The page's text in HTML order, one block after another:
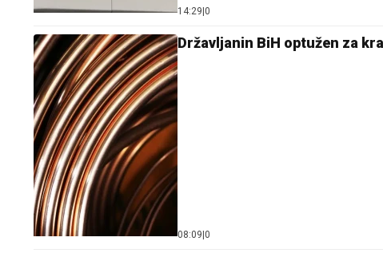
14:29 0
Državljanin BiH optužen za
08:09 0